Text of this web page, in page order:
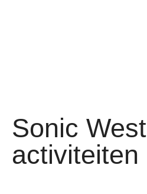
Sonic West
activiteiten